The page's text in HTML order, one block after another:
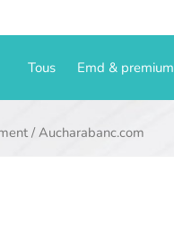
Tous Emd &
/ Aucharabanc.com